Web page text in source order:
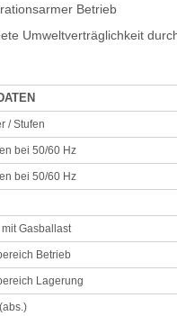
Betrieb
Umweltverträglichkeit
/ Stufen
bei 50/60 Hz
bei 50/60 Hz
Gasballast
Betrieb
Lagerung